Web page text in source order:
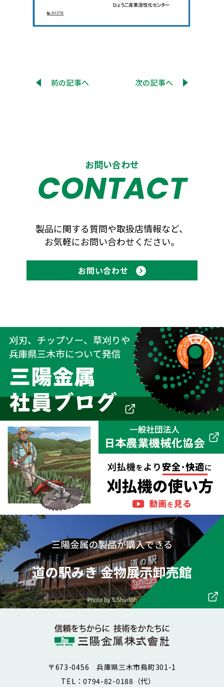
前の記事へ 次の記事へ
お問い合わせ
CONTACT
製品に関する質問や取扱店情報など、
お気軽にお問い合わせください。
お問い合わせ
〒673-0456 兵庫県三木市鳥町301-1
TEL：0794-82-0188（代）